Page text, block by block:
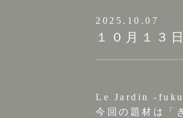
2025.10.07
１０月１３
Le Jardin -
今回の題材は「